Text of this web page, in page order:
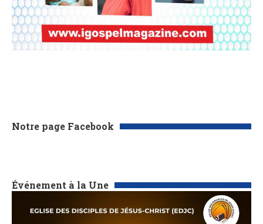
Notre page Facebook
Événement à la Une